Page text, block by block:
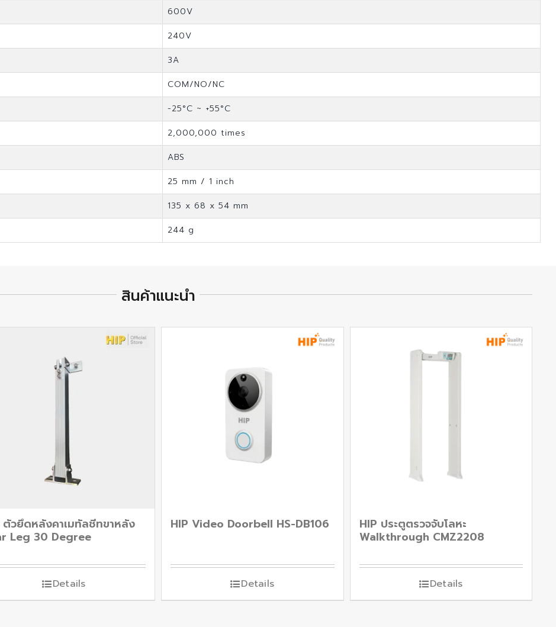
600V
240V
3A
COM/NO/NC
-25°C ~ +55°C
2,000,000 times
ABS
25 mm / 1 inch
135 x 68 x 54 mm
244 g
สินค้าแนะนำ
ตัวยึดหลังคาเมทัลชีทขาหลัง
Leg 30 Degree
Details
HIP Video Doorbell HS-DB106
Details
HIP ประตูตรวจจับโลหะ
Walkthrough CMZ2208
Details